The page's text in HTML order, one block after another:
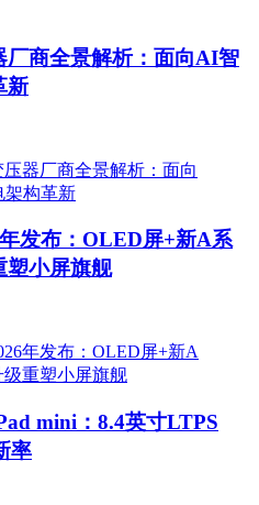
厂商全景解析：面向AI智
新
发布：OLED屏+新A系
塑小屏旗舰
mini：8.4英寸LTPS
率